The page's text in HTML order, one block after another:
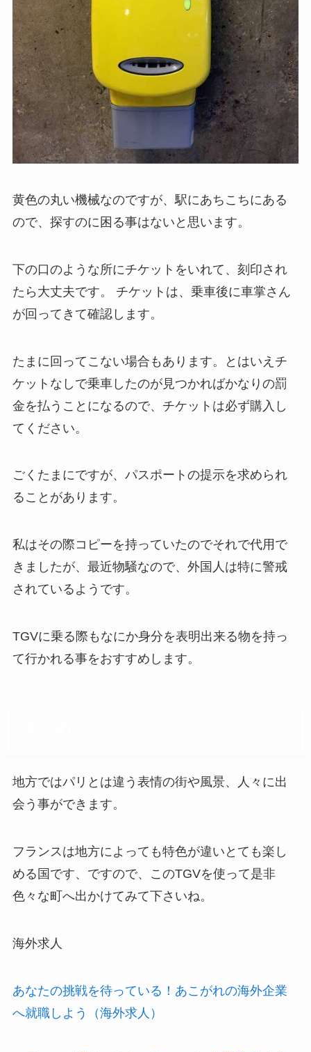
黄色の丸い機械なのですが、駅にあちこちにある
ので、探すのに困る事はないと思います。
下の口のような所にチケットをいれて、刻印され
たら大丈夫です。 チケットは、乗車後に車掌さん
が回ってきて確認します。
たまに回ってこない場合もあります。とはいえチ
ケットなしで乗車したのが見つかればかなりの罰
金を払うことになるので、チケットは必ず購入し
てください。
ごくたまにですが、パスポートの提示を求められ
ることがあります。
私はその際コピーを持っていたのでそれで代用で
きましたが、最近物騒なので、外国人は特に警戒
されているようです。
TGVに乗る際もなにか身分を表明出来る物を持っ
て行かれる事をおすすめします。
地方ではパリとは違う表情の街や風景、人々に出
会う事ができます。
フランスは地方によっても特色が違いとても楽し
める国です、ですので、このTGVを使って是非
色々な町へ出かけてみて下さいね。
海外求人
あなたの挑戦を待っている！あこがれの海外企業
へ就職しよう（海外求人）